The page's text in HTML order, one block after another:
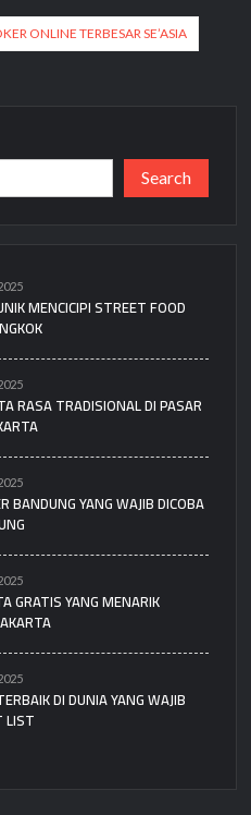
ONLINE TERBESAR SE’ASIA
Search
MENCICIPI STREET FOOD
RASA TRADISIONAL DI PASAR
BANDUNG YANG WAJIB DICOBA
GRATIS YANG MENARIK
DI DUNIA YANG WAJIB
LIST